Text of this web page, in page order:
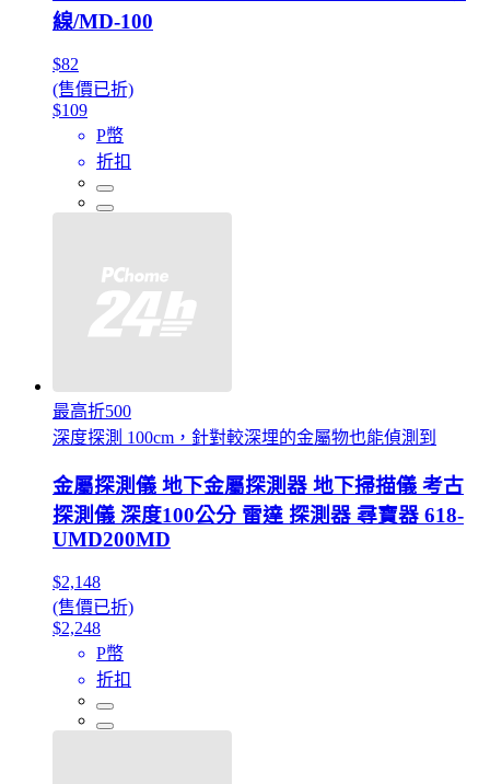
線/MD-100
$82
(售價已折)
$109
P幣
折扣
最高折500
深度探測 100cm，針對較深埋的金屬物也能偵測到
金屬探測儀 地下金屬探測器 地下掃描儀 考古
探測儀 深度100公分 雷達 探測器 尋寶器 618-
UMD200MD
$2,148
(售價已折)
$2,248
P幣
折扣